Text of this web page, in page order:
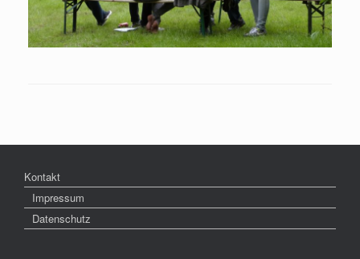
Kontakt
Impressum
Datenschutz